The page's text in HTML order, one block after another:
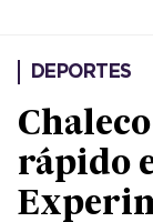
DEPORTES
rápido